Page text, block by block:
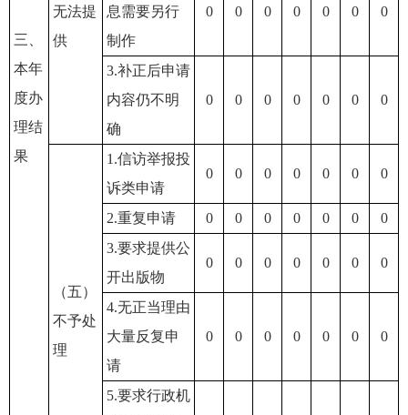
三、
本年
度办
理结
果
无法提
供
息需要另行
制作
0 0 0 0 0 0 0
3.补正后申请
内容仍不明
确
0 0 0 0 0 0 0
（五）
不予处
理
1.信访举报投
诉类申请
0 0 0 0 0 0 0
2.重复申请 0 0 0 0 0 0
0
3.要求提供公
开出版物
0 0 0 0 0 0 0
4.无正当理由
大量反复申
请
0 0 0 0 0 0 0
5.要求行政机